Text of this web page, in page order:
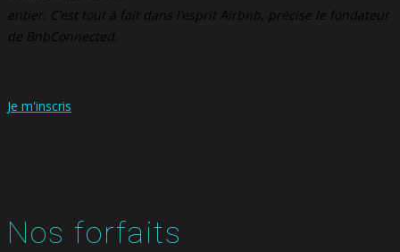
entier. C’est tout à fait dans l’esprit Airbnb, précise le fondateur
de BnbConnected.
Je m'inscris
Nos forfaits